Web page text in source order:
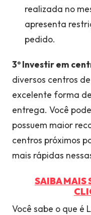
realizada no
apresenta
pedido.
3º Investir em
diversos centros
excelente forma
entrega. Você
possuem maior
centros próximos
mais rápidas
SAIBA MAIS
Você sabe o que é